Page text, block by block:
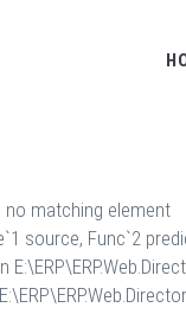
no matching element
source, Func`2